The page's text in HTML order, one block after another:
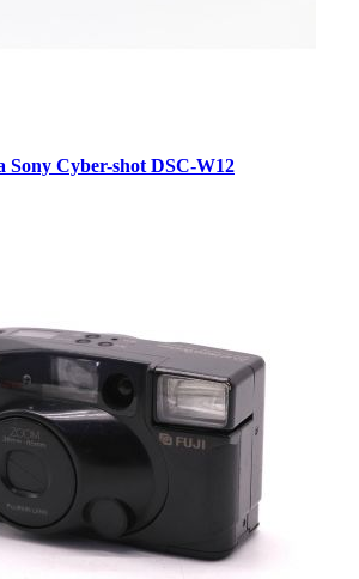
Cyber-shot DSC-W12